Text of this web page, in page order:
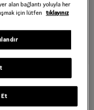
alan bağlantı yoluyla her
için lütfen tıklayınız